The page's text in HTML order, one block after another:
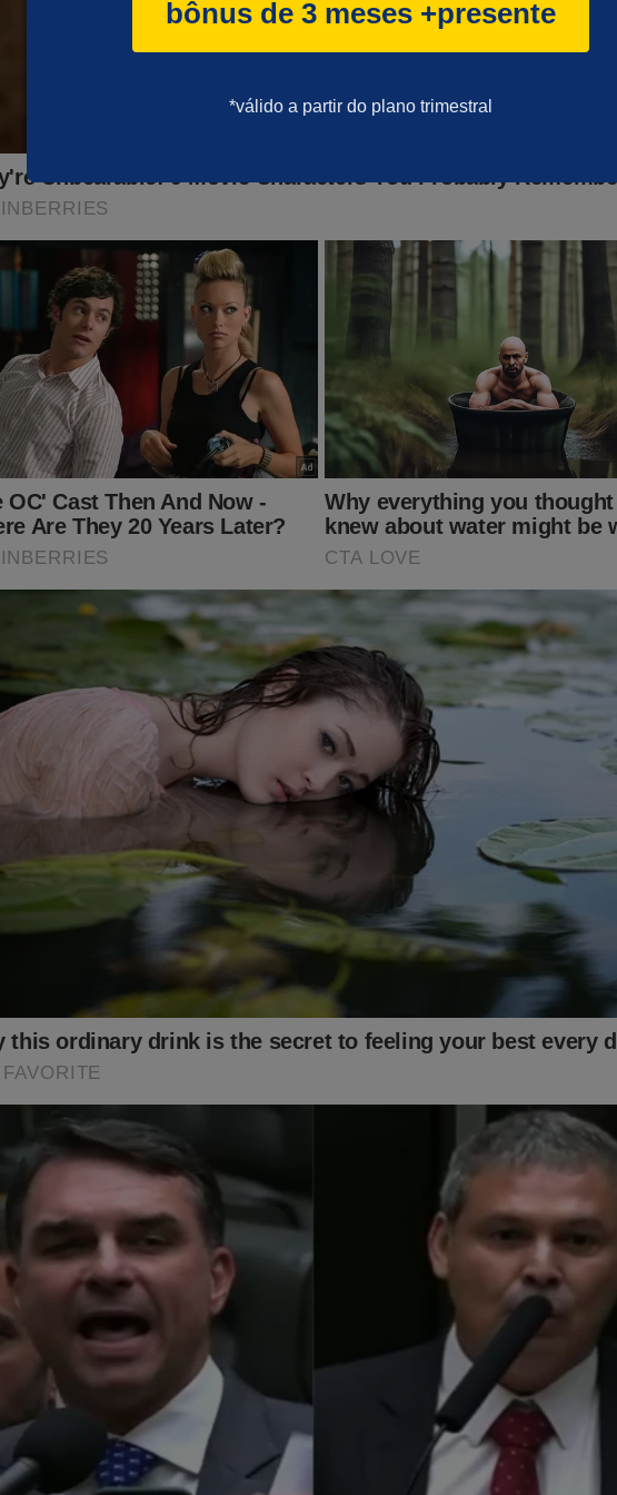
bônus de 3 meses +presente
*válido a partir do plano trimestral
esse lançamento vai tirar o sono de muita gente...